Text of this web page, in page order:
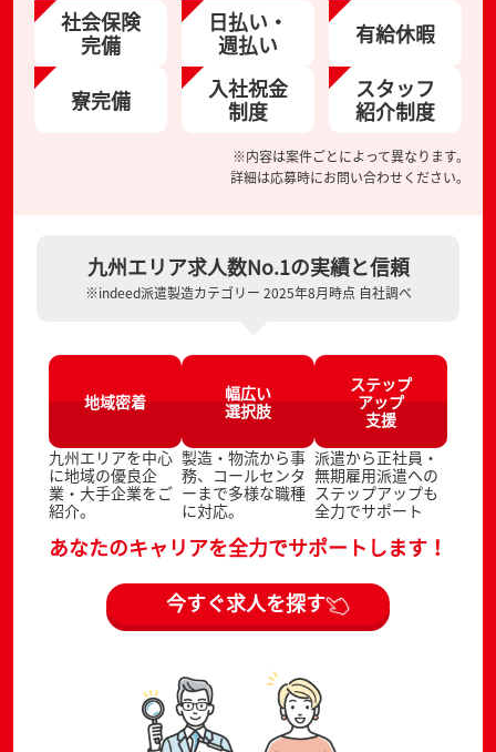
社会保険
完備
日払い・
週払い 有給休暇
寮完備 入社祝金
制度
スタッフ
紹介制度
※内容は案件ごとによって異なります。
詳細は応募時にお問い合わせください。
九州エリア求人数No.1の実績と信頼
※indeed派遣製造カテゴリー 2025年8月時点 自社調べ
地域密着
九州エリアを中心
に地域の優良企
業・大手企業をご
紹介。
幅広い
選択肢
製造・物流から事
務、コールセンタ
ーまで多様な職種
に対応。
ステップ
アップ
支援
派遣から正社員・
無期雇用派遣への
ステップアップも
全力でサポート
あなたのキャリアを全力でサポートします！
今すぐ求人を探す